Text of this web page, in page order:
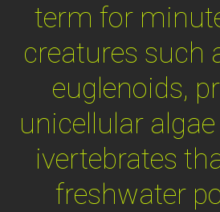
term for
creatures such
euglenoids,
unicellular
ivertebrates
freshwater